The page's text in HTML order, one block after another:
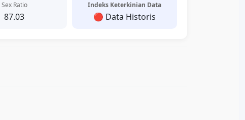
Sex Ratio
87.03
Indeks Keterkinian Data
🔴 Data Historis